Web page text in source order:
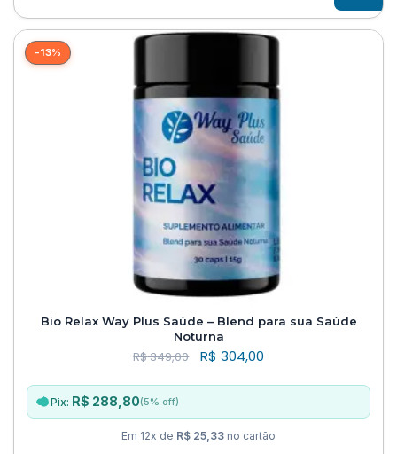
Bio Relax Way Plus Saúde – Blend para sua Saúde
Noturna
-13%
R$349,00 R$ 304,00
Pix: R$ 288,80(5% off)
Em 12x de R$ 25,33 no cartão